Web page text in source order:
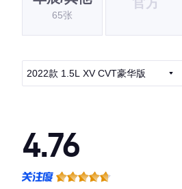
65张
2022款 1.5L XV CVT豪华版
4.76